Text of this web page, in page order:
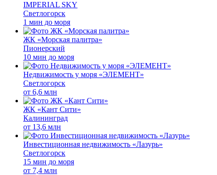
IMPERIAL SKY
Светлогорск
1 мин до моря
ЖК «Морская палитра»
Пионерский
10 мин до моря
Недвижимость у моря «ЭЛЕМЕНТ»
Светлогорск
от 6,6 млн
ЖК «Кант Сити»
Калининград
от 13,6 млн
Инвестиционная недвижимость «Лазурь»
Светлогорск
15 мин до моря
от 7,4 млн